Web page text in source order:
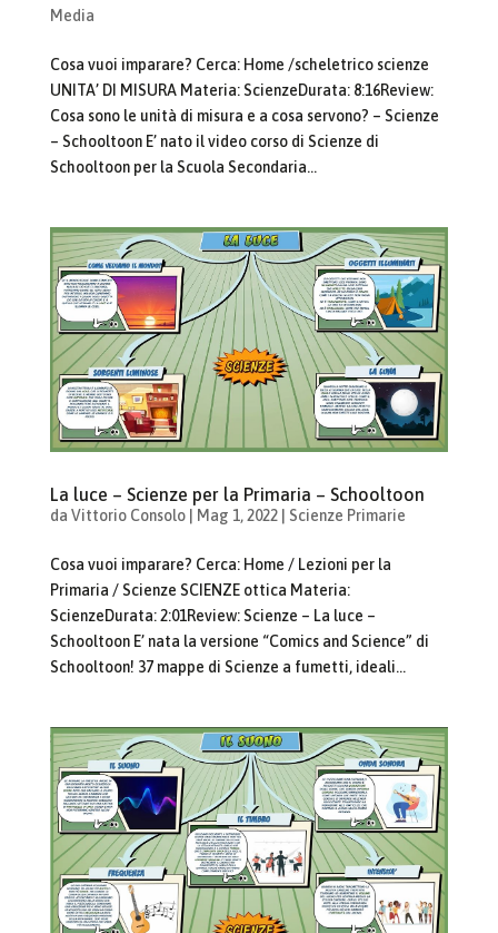
Media
Cosa vuoi imparare? Cerca: Home /scheletrico scienze
UNITA’ DI MISURA Materia: ScienzeDurata: 8:16Review:
Cosa sono le unità di misura e a cosa servono? – Scienze
– Schooltoon E’ nato il video corso di Scienze di
Schooltoon per la Scuola Secondaria...
La luce – Scienze per la Primaria – Schooltoon
da Vittorio Consolo| Mag 1, 2022| Scienze Primarie
Cosa vuoi imparare? Cerca: Home / Lezioni per la
Primaria / Scienze SCIENZE ottica Materia:
ScienzeDurata: 2:01Review: Scienze – La luce –
Schooltoon E’ nata la versione “Comics and Science” di
Schooltoon! 37 mappe di Scienze a fumetti, ideali...